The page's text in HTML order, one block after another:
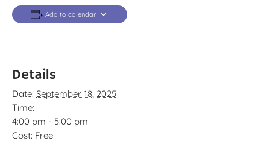
Add to calendar
Details
Date: September 18, 2025
Time:
4:00 pm - 5:00 pm
Cost: Free